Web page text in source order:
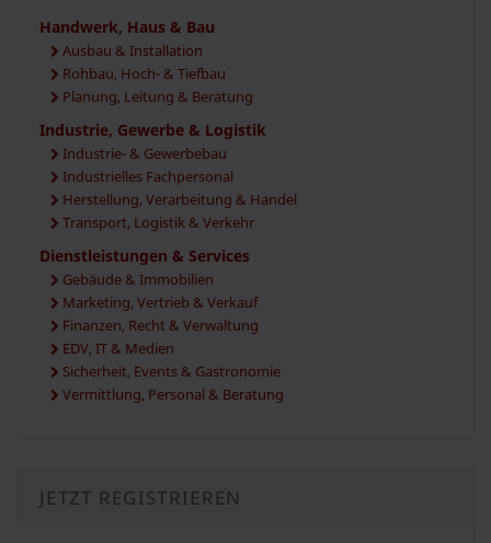
Handwerk, Haus & Bau
Ausbau & Installation
Rohbau, Hoch- & Tiefbau
Planung, Leitung & Beratung
Industrie, Gewerbe & Logistik
Industrie- & Gewerbebau
Industrielles Fachpersonal
Herstellung, Verarbeitung & Handel
Transport, Logistik & Verkehr
Dienstleistungen & Services
Gebäude & Immobilien
Marketing, Vertrieb & Verkauf
Finanzen, Recht & Verwaltung
EDV, IT & Medien
Sicherheit, Events & Gastronomie
Vermittlung, Personal & Beratung
JETZT REGISTRIEREN